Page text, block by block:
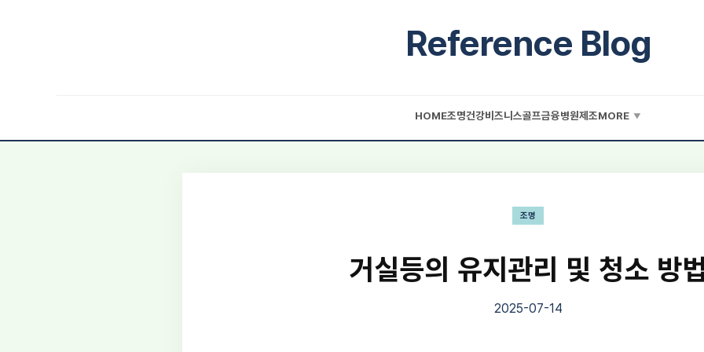
Reference Blog
HOME조명건강비즈니스골프금융병원제조MORE ▼
조명
거실등의 유지관리 및 청소 방
2025-07-14